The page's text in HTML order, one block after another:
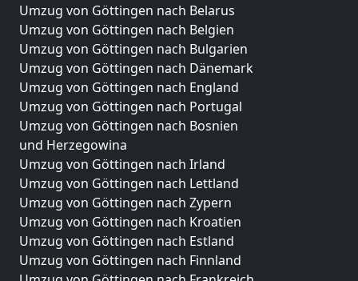
Umzug von Göttingen nach Belarus
Umzug von Göttingen nach Belgien
Umzug von Göttingen nach Bulgarien
Umzug von Göttingen nach Dänemark
Umzug von Göttingen nach England
Umzug von Göttingen nach Portugal
Umzug von Göttingen nach Bosnien
und Herzegowina
Umzug von Göttingen nach Irland
Umzug von Göttingen nach Lettland
Umzug von Göttingen nach Zypern
Umzug von Göttingen nach Kroatien
Umzug von Göttingen nach Estland
Umzug von Göttingen nach Finnland